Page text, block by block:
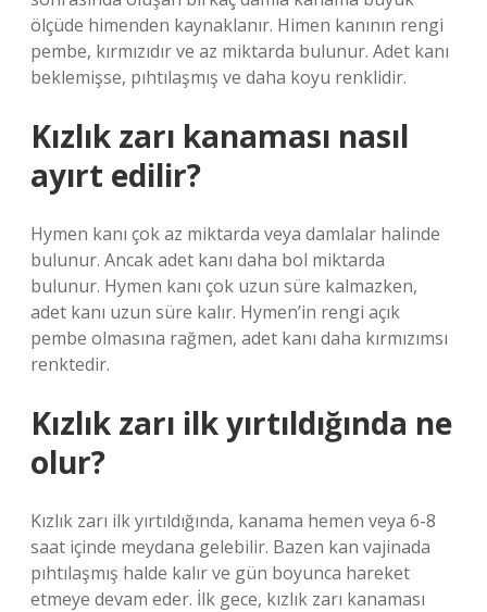
ölçüde himenden kaynaklanır. Himen kanının rengi
pembe, kırmızıdır ve az miktarda bulunur. Adet kanı
beklemişse, pıhtılaşmış ve daha koyu renklidir.
Kızlık zarı kanaması nasıl
ayırt edilir?
Hymen kanı çok az miktarda veya damlalar halinde
bulunur. Ancak adet kanı daha bol miktarda
bulunur. Hymen kanı çok uzun süre kalmazken,
adet kanı uzun süre kalır. Hymen’in rengi açık
pembe olmasına rağmen, adet kanı daha kırmızımsı
renktedir.
Kızlık zarı ilk yırtıldığında ne
olur?
Kızlık zarı ilk yırtıldığında, kanama hemen veya 6-8
saat içinde meydana gelebilir. Bazen kan vajinada
pıhtılaşmış halde kalır ve gün boyunca hareket
etmeye devam eder. İlk gece, kızlık zarı kanaması